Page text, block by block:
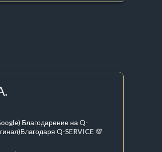
Благодарение на Q-
Q-SERVICE 💯